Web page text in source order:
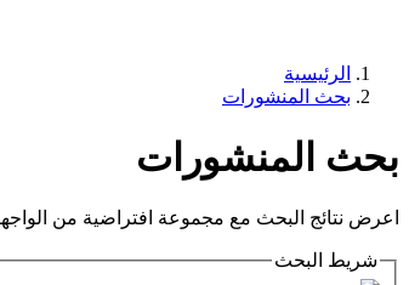
الرئيسية
بحث المنشورات
بحث المنشورات
اعرض نتائج البحث مع مجموعة افتراضية من
شريط البحث